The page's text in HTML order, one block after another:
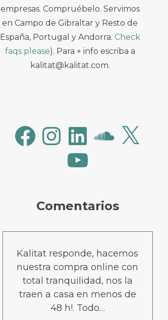
empresas. Compruébelo. Servimos
en Campo de Gibraltar y Resto de
España, Portugal y Andorra. Check
faqs please). Para + info escriba a
kalitat@kalitat.com.
FacebookInstagramLinkedInSoundCloud
X
YouTube
Comentarios
Kalitat responde, hacemos
nuestra compra online con
total tranquilidad, nos la
traen a casa en menos de
48 h!. Todo…